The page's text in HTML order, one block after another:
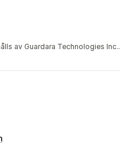
av Guardara Technologies Inc..